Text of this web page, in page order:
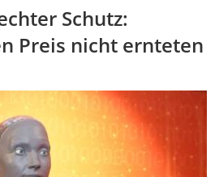
Schutz:
Preis nicht ernteten